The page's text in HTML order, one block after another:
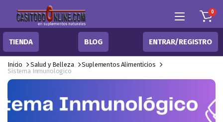
0
TIENDA BLOG ENTRAR/REGISTRO
Inicio Salud y Belleza
Suplementos Alimenticios
Sistema Inmunologico